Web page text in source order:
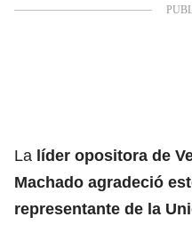
La líder opositora de
Machado agradeció
representante de la